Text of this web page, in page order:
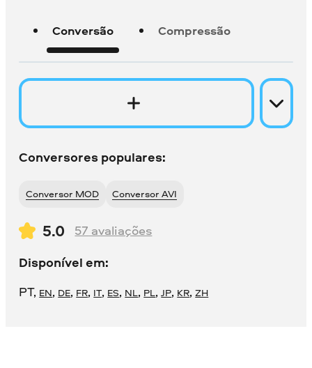
Conversão Compressão
Conversores populares:
Conversor MOD Conversor AVI
5.0 57 avaliações
Disponível em:
PT, EN, DE, FR, IT, ES, NL, PL,JP, KR,ZH